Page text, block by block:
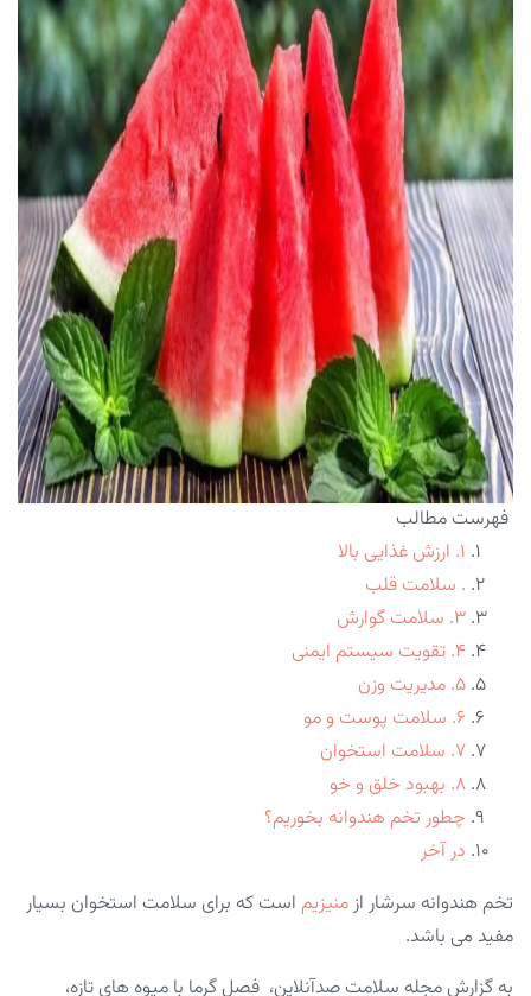
فهرست مطالب
۱. ارزش غذایی بالا
. سلامت قلب
۳. سلامت گوارش
۴. تقویت سیستم ایمنی
۵. مدیریت وزن
۶. سلامت پوست و مو
۷. سلامت استخوان
۸. بهبود خلق و خو
چطور تخم هندوانه بخوریم؟
در آخر
تخم هندوانه سرشار ازمنیزیم است که برای سلامت استخوان بسیار
مفید می باشد.
به گزارش مجله سلامت صدآنلاین، فصل گرما با میوه های تازه،